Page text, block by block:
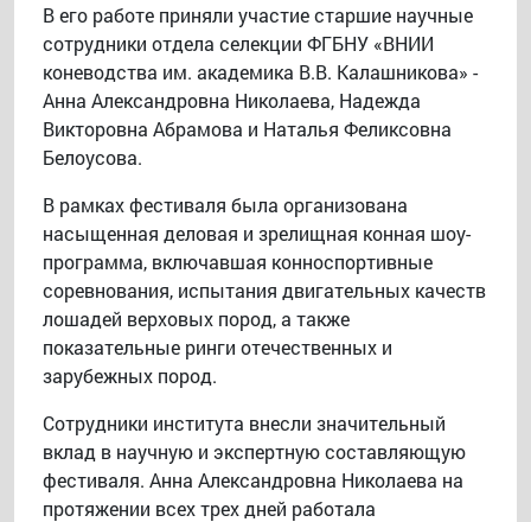
В его работе приняли участие старшие научные
сотрудники отдела селекции ФГБНУ «ВНИИ
коневодства им. академика В.В. Калашникова» -
Анна Александровна Николаева, Надежда
Викторовна Абрамова и Наталья Феликсовна
Белоусова.
В рамках фестиваля была организована
насыщенная деловая и зрелищная конная шоу-
программа, включавшая конноспортивные
соревнования, испытания двигательных качеств
лошадей верховых пород, а также
показательные ринги отечественных и
зарубежных пород.
Сотрудники института внесли значительный
вклад в научную и экспертную составляющую
фестиваля. Анна Александровна Николаева на
протяжении всех трех дней работала